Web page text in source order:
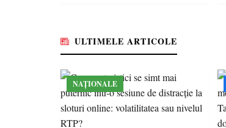
ULTIMELE ARTICOLE
NAȚIONALE